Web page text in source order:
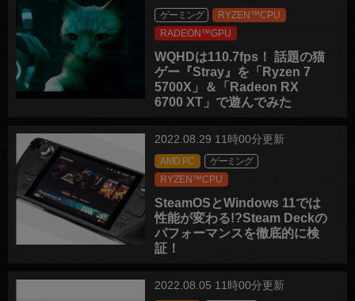
ゲーミング
RYZEN™CPU
RADEON™GPU
WQHDは110.7fps！ 話題の猫
ゲー『Stray』を「Ryzen 7
5700X」＆「Radeon RX
6700 XT」で遊んでみた
2022.08.29 11時00分更新
AMD PC
ゲーミング
RYZEN™CPU
SteamOSとWindows 11では
性能が変わる!?Steam Deckの
パフォーマンスを徹底的に検
証！
2022.08.05 11時00分更新